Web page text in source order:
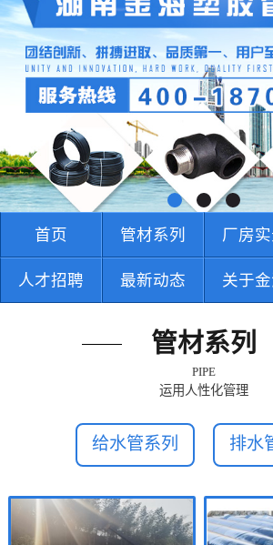
首页 管材系列 厂房
人才招聘 最新动态 关于
管材系列
PIPE
运用人性化管理
给水管系列 排水